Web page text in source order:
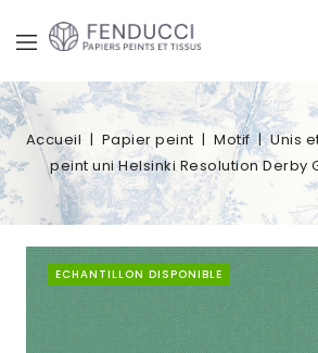
Accueil Papier peint Motif Unis
peint uni Helsinki Resolution Derby
ECHANTILLON DISPONIBLE